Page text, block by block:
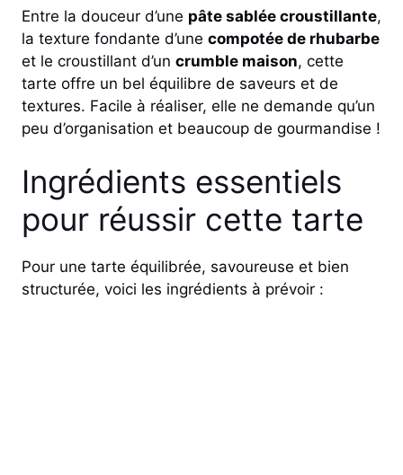
Entre la douceur d’une pâte sablée croustillante,
la texture fondante d’une compotée de rhubarbe
et le croustillant d’un crumble maison, cette
tarte offre un bel équilibre de saveurs et de
textures. Facile à réaliser, elle ne demande qu’un
peu d’organisation et beaucoup de gourmandise !
Ingrédients essentiels
pour réussir cette tarte
Pour une tarte équilibrée, savoureuse et bien
structurée, voici les ingrédients à prévoir :